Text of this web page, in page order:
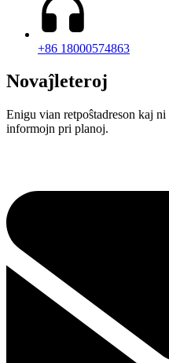
+86 18000574863
Novaĵleteroj
Enigu vian retpoŝtadreson kaj
informojn pri planoj.